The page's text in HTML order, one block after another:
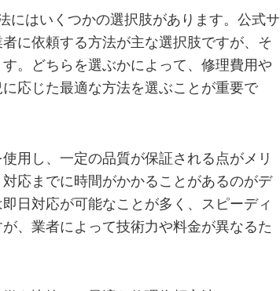
にはいくつかの選択肢があります。公式サ
に依頼する方法が主な選択肢ですが、そ
。どちらを選ぶかによって、修理費用や
応じた最適な方法を選ぶことが重要で
用し、一定の品質が保証される点がメリ
応までに時間がかかることがあるのがデ
日対応が可能なことが多く、スピーディ
、業者によって技術力や料金が異なるた